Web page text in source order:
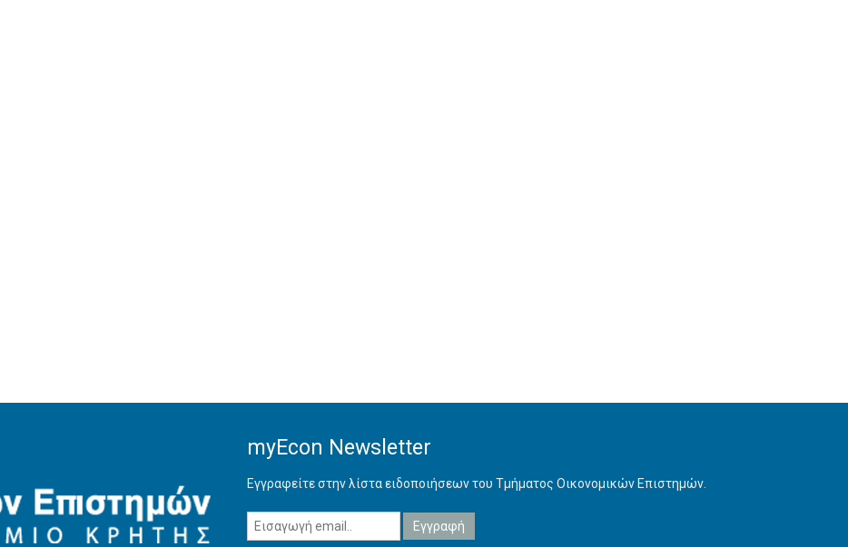
myEcon Newsletter
Εγγραφείτε στην λίστα ειδοποιήσεων του Τμήματος Οικονομικών Επιστημών.